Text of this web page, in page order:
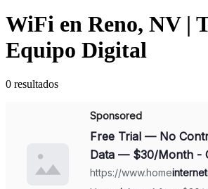
WiFi en Reno, NV |
Equipo Digital
0 resultados